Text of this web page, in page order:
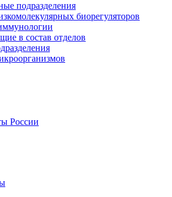
подразделения
биорегуляторов
в состав отделов
России